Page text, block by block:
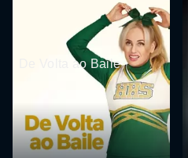
De Volta ao Baile